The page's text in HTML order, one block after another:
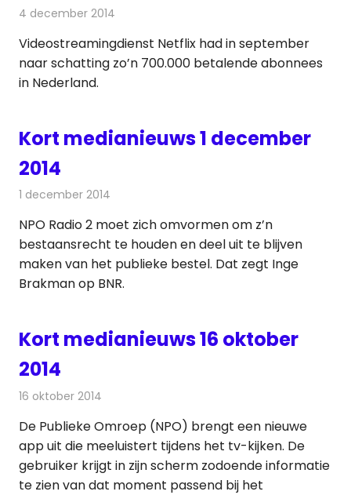
4 december 2014
Videostreamingdienst Netflix had in september
naar schatting zo’n 700.000 betalende abonnees
in Nederland.
Kort medianieuws 1 december
2014
1 december 2014
NPO Radio 2 moet zich omvormen om z’n
bestaansrecht te houden en deel uit te blijven
maken van het publieke bestel. Dat zegt Inge
Brakman op BNR.
Kort medianieuws 16 oktober
2014
16 oktober 2014
De Publieke Omroep (NPO) brengt een nieuwe
app uit die meeluistert tijdens het tv-kijken. De
gebruiker krijgt in zijn scherm zodoende informatie
te zien van dat moment passend bij het